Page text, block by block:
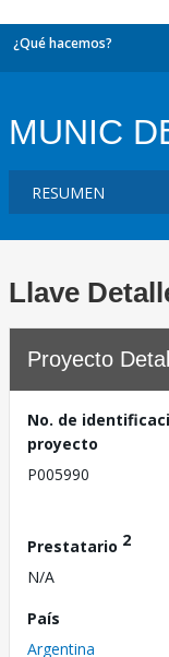
¿Qué hacemos?
MUNIC
Llave
Proyecto
No. de
proyecto
P005990
Prestatario 2
N/A
País
Argentina